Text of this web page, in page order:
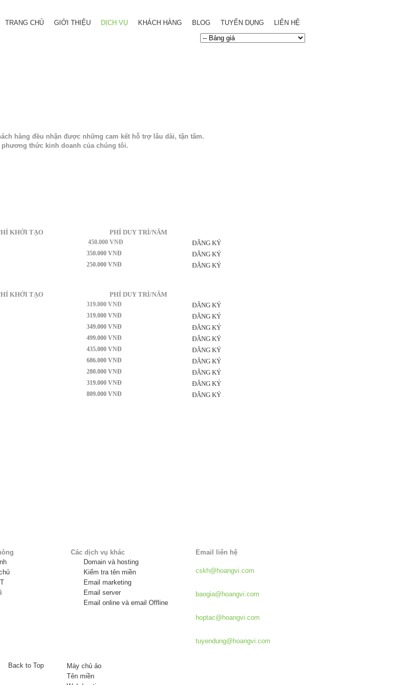
TRANG CHỦ GIỚI THIỆU DỊCH VỤ KHÁCH HÀNG BLOG TUYỂN DỤNG LIÊN HỆ
hàng đều nhận được những cam kết hỗ trợ lâu dài, tận tâm.
phương thức kinh doanh của chúng tôi.
KHỞI TẠO
PHÍ DUY TRÌ/NĂM
450.000 VNĐ
ĐĂNG KÝ
350.000 VNĐ
ĐĂNG KÝ
250.000 VNĐ ĐĂNG KÝ
KHỞI TẠO
PHÍ DUY TRÌ/NĂM
319.000 VNĐ
ĐĂNG KÝ
319.000 VNĐ
ĐĂNG KÝ
349.000 VNĐ
ĐĂNG KÝ
499.000 VNĐ
ĐĂNG KÝ
435.000 VNĐ
ĐĂNG KÝ
686.000 VNĐ
ĐĂNG KÝ
280.000 VNĐ
ĐĂNG KÝ
319.000 VNĐ
ĐĂNG KÝ
809.000 VNĐ
ĐĂNG KÝ
Các dịch vụ khác
Domain và hosting
Kiểm tra tên miền
Email marketing
Email server
Email online và email Offline
Email liên hệ
cskh@hoangvi.com
baogia@hoangvi.com
hoptac@hoangvi.com
tuyendung@hoangvi.com
Back to Top
Máy chủ ảo
Tên miền